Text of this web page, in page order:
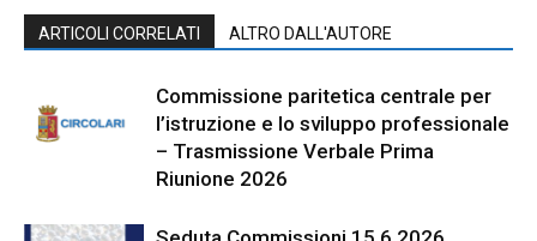
ARTICOLI CORRELATI ALTRO DALL'AUTORE
Commissione paritetica centrale per
l’istruzione e lo sviluppo professionale
– Trasmissione Verbale Prima
Riunione 2026